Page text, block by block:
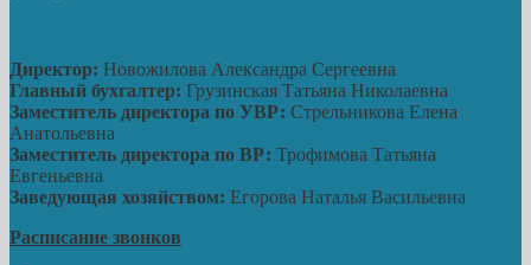
Директор: Новожилова Александра Сергеевна
Главный бухгалтер: Грузинская Татьяна Николаевна
Заместитель директора по УВР: Стрельникова Елена
Анатольевна
Заместитель директора по ВР: Трофимова Татьяна
Евгеньевна
Заведующая хозяйством: Егорова Наталья Васильевна
Расписание звонков